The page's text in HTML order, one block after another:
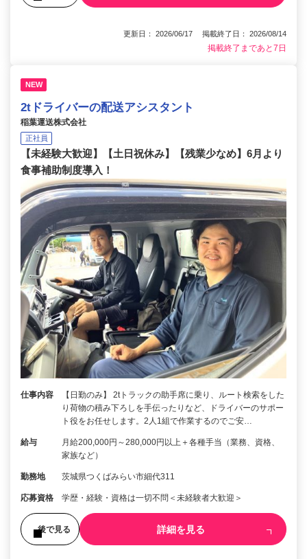
更新日： 2026/06/17 掲載終了日： 2026/08/14
掲載終了まであと7日
NEW
2tドライバーの配送アシスタント
稲葉運送株式会社
正社員
【未経験大歓迎】【土日祝休み】【残業少なめ】6月より
食事補助制度導入！
仕事内容
【日勤のみ】 2tトラックの助手席に乗り、ルート検索をした
り荷物の積み下ろしを手伝ったりなど、ドライバーのサポー
ト役をお任せします。2人1組で作業するのでご安…
給与
月給200,000円～280,000円以上＋各種手当（業務、資格、
家族など）
勤務地 茨城県つくばみらい市細代311
応募資格 学歴・経験・資格は一切不問＜未経験者大歓迎＞
後で見る 詳細を見る